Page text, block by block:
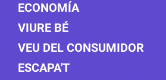
ECONOMÍA
VIURE BÉ
VEU DEL CONSUMIDOR
ESCAPA'T